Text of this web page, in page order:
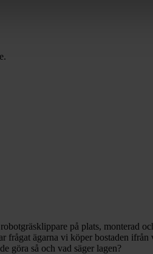
på plats, monterad
ägarna vi köper bostaden
göra så och vad säger lagen?